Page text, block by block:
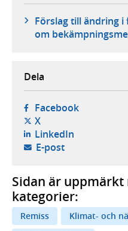
Förslag till ändring i
om
Dela
Facebook- öppnas i
X- öppnas i ny flik,
LinkedIn- öppnas i
E-post- öppnar din
Sidan är
kategorier:
Remiss
Klimat- och